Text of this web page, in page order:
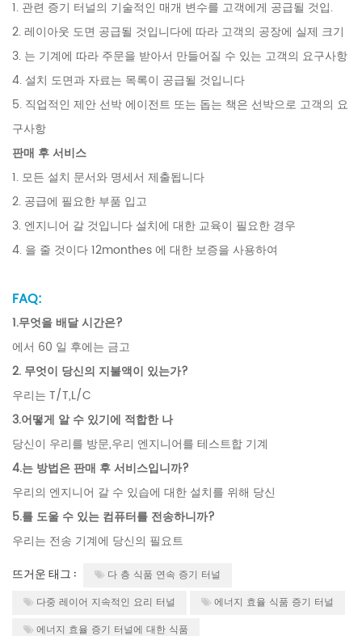
1. 관련 증기 터널의 기술적인 매개 변수를 고객에게 공급될 것입.
2. 레이아웃 도면 공급될 것입니다에 따라 고객의 공장에 실제 크기
3. 는 기계에 따라 주문을 받아서 만들어질 수 있는 고객의 요구사항
4. 설치 도면과 자료는 목록이 공급될 것입니다
5. 직업적인 제안 선박 에이전트 또는 돕는 책은 선박으로 고객의 요
구사항
판매 후 서비스
1. 모든 설치 문서와 명세서 제출됩니다
2. 공급에 필요한 부품 입고
3. 엔지니어 갈 것입니다 설치에 대한 교육이 필요한 경우
4. 을 줄 것이다 12monthes 에 대한 보증을 사용하여
FAQ:
1.무엇을 배달 시간은?
에서 60 일 후에는 금고
2. 무엇이 당신의 지불액이 있는가?
우리는 T/T,L/C
3.어떻게 알 수 있기에 적합한 나
당신이 우리를 방문,우리 엔지니어를 테스트합 기계
4.는 방법은 판매 후 서비스입니까?
우리의 엔지니어 갈 수 있습에 대한 설치를 위해 당신
5.를 도울 수 있는 컴퓨터를 전송하니까?
우리는 전송 기계에 당신의 필요트
뜨거운 태그 :
다 층 식품 연속 증기 터널
다중 레이어 지속적인 요리 터널
에너지 효율 식품 증기 터널
에너지 효율 증기 터널에 대한 식품